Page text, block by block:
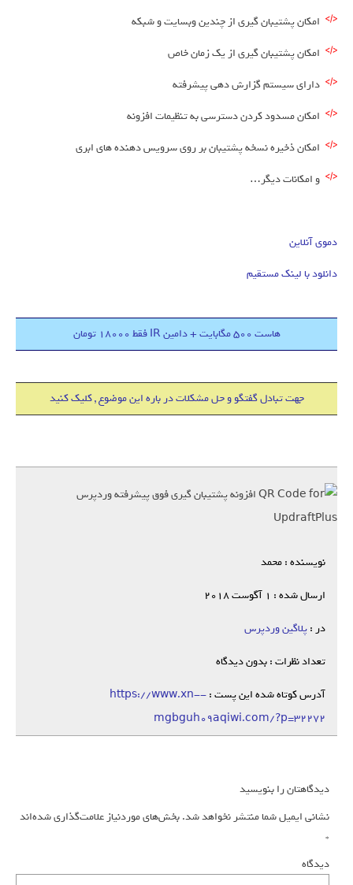
امکان پشتیبان گیری از چندین وبسایت و شبکه
امکان پشتیبان گیری از یک زمان خاص
دارای سیستم گزارش دهی پیشرفته
امکان مسدود کردن دسترسی به تنظیمات افزونه
امکان ذخیره نسخه پشتیبان بر روی سرویس دهنده های ابری
و امکانات دیگر…
دموی آنلاین
دانلود با لینک مستقیم
هاست 500 مگابایت + دامین IR فقط 18000 تومان
جهت تبادل گفتگو و حل مشکلات در باره این موضوع , کلیک کنید
نویسنده : محمد
ارسال شده : 1 آگوست 2018
در :پلاگین وردپرس
تعداد نظرات : بدون دیدگاه
آدرس کوتاه شده این پست :https://www.xn--
mgbguh09aqiwi.com/?p=32272
دیدگاهتان را بنویسید
نشانی ایمیل شما منتشر نخواهد شد.بخش‌های موردنیاز علامت‌گذاری شده‌اند
*
دیدگاه